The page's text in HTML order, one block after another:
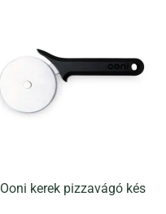
Ooni kerek pizzavágó kés